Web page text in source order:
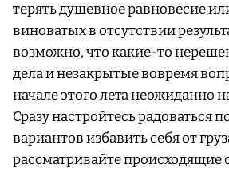
терять душевное равновесие
виноватых в отсутствии
возможно, что какие-то
дела и незакрытые вовремя
начале этого лета неожиданно
Сразу настройтесь радоваться
вариантов избавить себя от
рассматривайте происходящие